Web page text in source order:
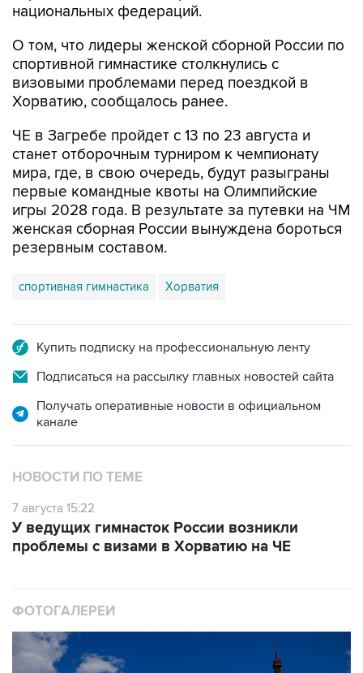
национальных федераций.
О том, что лидеры женской сборной России по
спортивной гимнастике столкнулись с
визовыми проблемами перед поездкой в
Хорватию, сообщалось ранее.
ЧЕ в Загребе пройдет с 13 по 23 августа и
станет отборочным турниром к чемпионату
мира, где, в свою очередь, будут разыграны
первые командные квоты на Олимпийские
игры 2028 года. В результате за путевки на ЧМ
женская сборная России вынуждена бороться
резервным составом.
спортивная гимнастика Хорватия
Купить подписку на профессиональную ленту
Подписаться на рассылку главных новостей сайта
Получать оперативные новости в официальном
канале
НОВОСТИ ПО ТЕМЕ
7 августа 15:22
У ведущих гимнасток России возникли
проблемы с визами в Хорватию на ЧЕ
ФОТОГАЛЕРЕИ